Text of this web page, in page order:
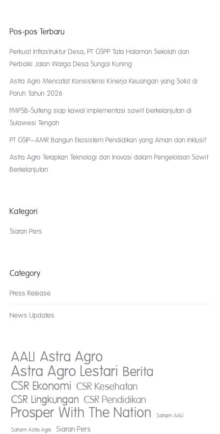
Pos-pos Terbaru
Perkuat Infrastruktur Desa, PT GSPP Tata Halaman Sekolah dan
Perbaiki Jalan Warga Desa Sungai Kuning
Astra Agro Mencatat Konsistensi Kinerja Keuangan yang Solid di
Paruh Tahun 2026
FMPSB-Sulteng siap kawal implementasi sawit berkelanjutan di
Sulawesi Tengah
PT GSIP–AMR Bangun Ekosistem Pendidikan yang Aman dan Inklusif
Astra Agro Terapkan Teknologi dan Inovasi dalam Pengelolaan Sawit
Berkelanjutan
Kategori
Siaran Pers
Category
Press Release
News Updates
AALI Astra Agro
Astra Agro Lestari Berita
CSR Ekonomi CSR Kesehatan
CSR Lingkungan CSR Pendidikan
Prosper With The Nation Saham AALI
Saham Astra Agro Siaran Pers